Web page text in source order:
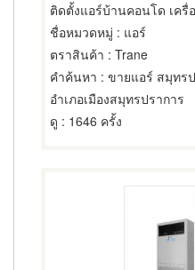
ติดตั้งแอร์บ้านคอนโด เครื่
ชื่อหมวดหมู่ : แอร์
ตราสินค้า : Trane
คำค้นหา : ขายแอร์ สมุทร
อำเภอเมืองสมุทรปราการ
ดู : 1646 ครั้ง